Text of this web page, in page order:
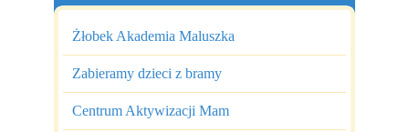
Żłobek Akademia Maluszka
Zabieramy dzieci z bramy
Centrum Aktywizacji Mam